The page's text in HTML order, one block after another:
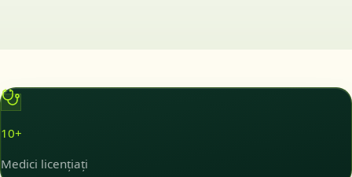
10+
Medici licențiați